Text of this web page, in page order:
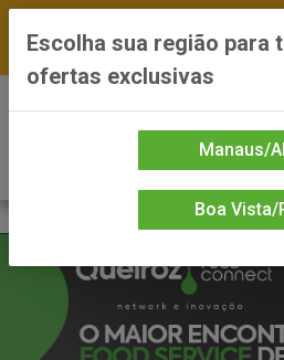
*Preços exclusivos do site —
Escolha sua região para
ofertas exclusivas
Manaus/
Boa Vista/